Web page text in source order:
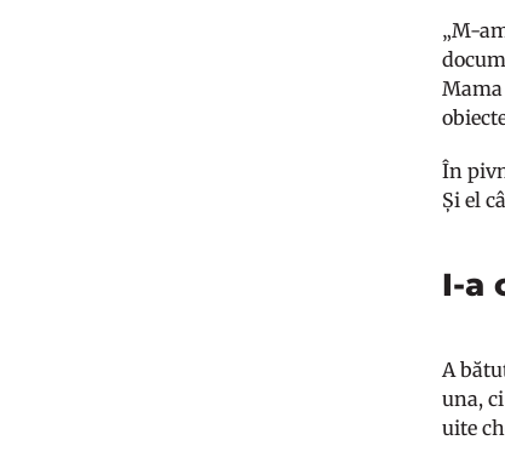
„M-
În
Și el
I-a
A
una,
uite